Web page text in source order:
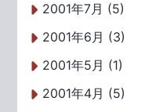
2001年7月 (5)
2001年6月 (3)
2001年5月 (1)
2001年4月 (5)